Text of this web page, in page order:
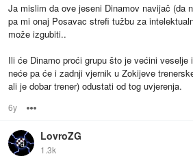
Ja mislim da ove jeseni Dinamov navijač (da
pa mi onaj Posavac strefi tužbu za
može izgubiti..
Ili će Dinamo proći grupu što je većini
neće pa će i zadnji vjernik u Zokijeve
ali je dobar trener) odustati od tog uvjerenja.
6y
LovroZG
1.3k